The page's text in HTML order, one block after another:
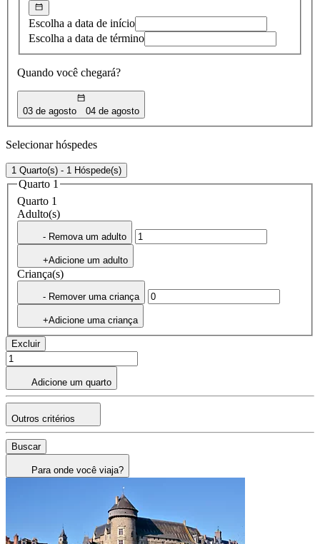
Escolha a data de início
Escolha a data de término
Quando você chegará?
03 de agosto 04 de agosto
Selecionar hóspedes
1 Quarto(s) - 1 Hóspede(s)
Quarto 1
Quarto 1
Adulto(s)
- Remova um adulto
+Adicione um adulto
Criança(s)
- Remover uma criança
+Adicione uma criança
Excluir
Adicione um quarto
Outros critérios
Buscar
Para onde você viaja?